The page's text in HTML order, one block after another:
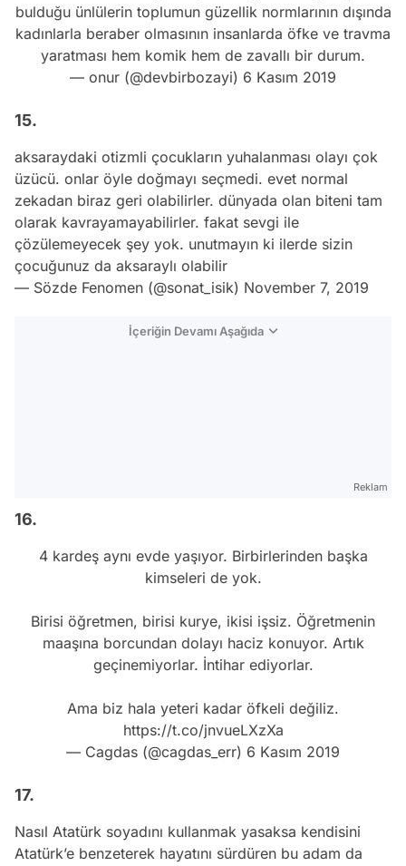
bulduğu ünlülerin toplumun güzellik normlarının dışında
kadınlarla beraber olmasının insanlarda öfke ve travma
yaratması hem komik hem de zavallı bir durum.
— onur (@devbirbozayi) 6 Kasım 2019
15.
aksaraydaki otizmli çocukların yuhalanması olayı çok
üzücü. onlar öyle doğmayı seçmedi. evet normal
zekadan biraz geri olabilirler. dünyada olan biteni tam
olarak kavrayamayabilirler. fakat sevgi ile
çözülemeyecek şey yok. unutmayın ki ilerde sizin
çocuğunuz da aksaraylı olabilir
— Sözde Fenomen (@sonat_isik) November 7, 2019
İçeriğin Devamı Aşağıda
Reklam
16.
4 kardeş aynı evde yaşıyor. Birbirlerinden başka
kimseleri de yok.
Birisi öğretmen, birisi kurye, ikisi işsiz. Öğretmenin
maaşına borcundan dolayı haciz konuyor. Artık
geçinemiyorlar. İntihar ediyorlar.
Ama biz hala yeteri kadar öfkeli değiliz.
https://t.co/jnvueLXzXa
— Cagdas (@cagdas_err) 6 Kasım 2019
17.
Nasıl Atatürk soyadını kullanmak yasaksa kendisini
Atatürk’e benzeterek hayatını sürdüren bu adam da